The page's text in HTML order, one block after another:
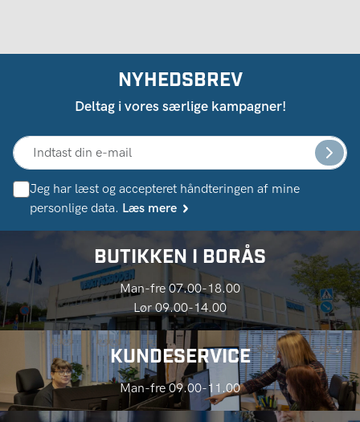
NYHEDSBREV
Deltag i vores særlige kampagner!
Jeg har læst og accepteret håndteringen af ​​mine
personlige data. Læs mere
BUTIKKEN I BORÅS
Man-fre 07.00-18.00
Lør 09.00-14.00
KUNDESERVICE
Man-fre 09.00-11.00